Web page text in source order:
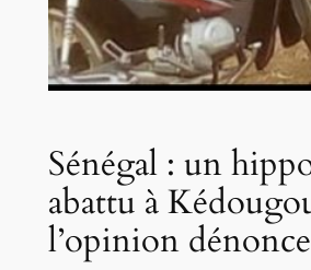
Sénégal : un
abattu à
l’opinion dénonce